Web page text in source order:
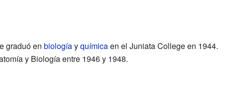
graduó en biologíayquímicaen el Juniata College en 1944.
y Biología entre 1946 y 1948.